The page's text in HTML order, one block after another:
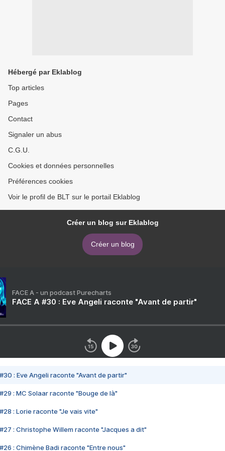
Hébergé par Eklablog
Top articles
Pages
Contact
Signaler un abus
C.G.U.
Cookies et données personnelles
Préférences cookies
Voir le profil de BLT sur le portail Eklablog
Créer un blog sur Eklablog
Créer un blog
FACE A - un podcast Purecharts
FACE A #30 : Eve Angeli raconte "Avant de partir"
#30 : Eve Angeli raconte "Avant de partir"
#29 : MC Solaar raconte "Bouge de là"
#28 : Lorie raconte "Je vais vite"
#27 : Christophe Willem raconte "Jacques a dit"
#26 : Chimène Badi raconte "Entre nous"